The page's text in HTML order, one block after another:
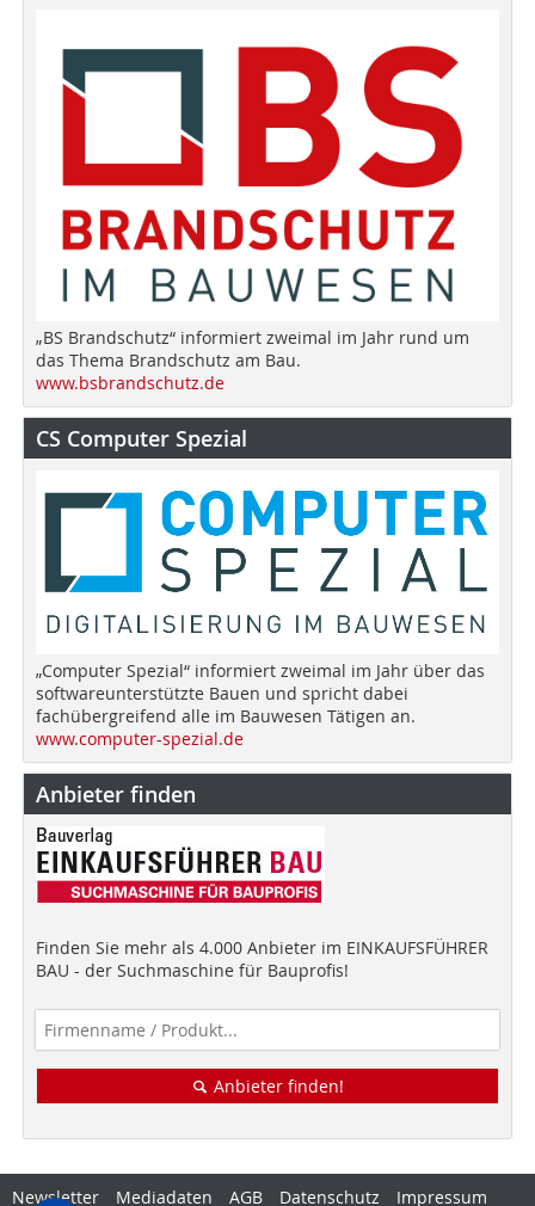
„BS Brandschutz“ informiert zweimal im Jahr rund um
das Thema Brandschutz am Bau.
www.bsbrandschutz.de
CS Computer Spezial
„Computer Spezial“ informiert zweimal im Jahr über das
softwareunterstützte Bauen und spricht dabei
fachübergreifend alle im Bauwesen Tätigen an.
www.computer-spezial.de
Anbieter finden
Finden Sie mehr als 4.000 Anbieter im EINKAUFSFÜHRER
BAU - der Suchmaschine für Bauprofis!
Anbieter finden!
Newsletter Mediadaten AGB Datenschutz Impressum